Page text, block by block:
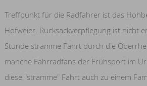
Treffpunkt für die Radfahrer ist das
Hofweier. Rucksackverpflegung ist nicht
Stunde stramme Fahrt durch die
manche Fahrradfans der Frühsport im
diese "stramme" Fahrt auch zu einem